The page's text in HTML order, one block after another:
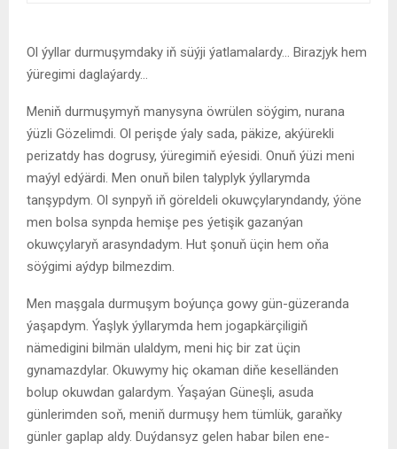
Ol ýyllar durmuşymdaky iň süýji ýatlamalardy… Birazjyk hem
ýüregimi daglaýardy…
Meniň durmuşymyň manysyna öwrülen söýgim, nurana
ýüzli Gözelimdi. Ol perişde ýaly sada, päkize, akýürekli
perizatdy has dogrusy, ýüregimiň eýesidi. Onuň ýüzi meni
maýyl edýärdi. Men onuň bilen talyplyk ýyllarymda
tanşypdym. Ol synpyň iň göreldeli okuwçylaryndandy, ýöne
men bolsa synpda hemişe pes ýetişik gazanýan
okuwçylaryň arasyndadym. Hut şonuň üçin hem oňa
söýgimi aýdyp bilmezdim.
Men maşgala durmuşym boýunça gowy gün-güzeranda
ýaşapdym. Ýaşlyk ýyllarymda hem jogapkärçiligiň
nämedigini bilmän ulaldym, meni hiç bir zat üçin
gynamazdylar. Okuwymy hiç okaman diňe keselländen
bolup okuwdan galardym. Ýaşaýan Güneşli, asuda
günlerimden soň, meniň durmuşy hem tümlük, garaňky
günler gaplap aldy. Duýdansyz gelen habar bilen ene-